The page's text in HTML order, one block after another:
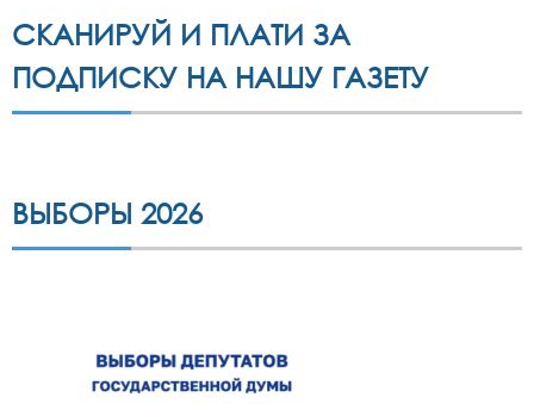
СКАНИРУЙ И ПЛАТИ ЗА
ПОДПИСКУ НА НАШУ ГАЗЕТУ
ВЫБОРЫ 2026